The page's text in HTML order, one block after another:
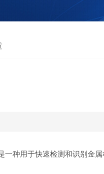
种用于快速检测和识别金属